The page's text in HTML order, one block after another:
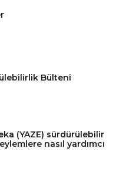
Bülteni
(YAZE) sürdürülebilir
nasıl yardımcı